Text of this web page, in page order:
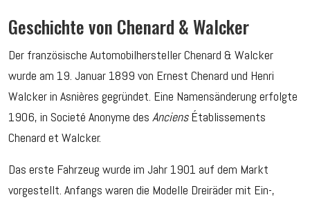
Geschichte von Chenard & Walcker
Der französische Automobilhersteller Chenard & Walcker
wurde am 19. Januar 1899 von Ernest Chenard und Henri
Walcker in Asnières gegründet. Eine Namensänderung erfolgte
1906, in Societé Anonyme des AnciensÉtablissements
Chenard et Walcker.
Das erste Fahrzeug wurde im Jahr 1901 auf dem Markt
vorgestellt. Anfangs waren die Modelle Dreiräder mit Ein-,